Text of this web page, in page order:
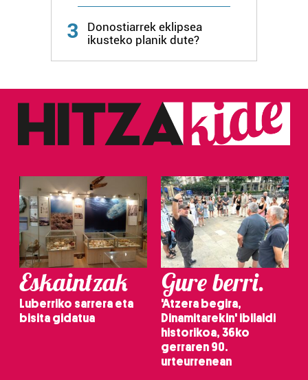
3
Donostiarrek eklipsea
ikusteko planik dute?
Eskaintzak
Luberriko sarrera eta
bisita gidatua
Gure berri.
'Atzera begira,
Dinamitarekin' ibilaldi
historikoa, 36ko
gerraren 90.
urteurrenean